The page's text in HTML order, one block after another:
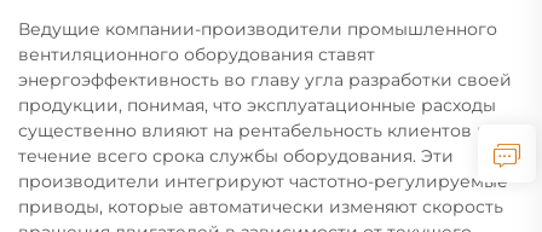
Ведущие компании-производители промышленного
вентиляционного оборудования ставят
энергоэффективность во главу угла разработки своей
продукции, понимая, что эксплуатационные расходы
существенно влияют на рентабельность клиентов в
течение всего срока службы оборудования. Эти
производители интегрируют частотно-регулируемые
приводы, которые автоматически изменяют скорость